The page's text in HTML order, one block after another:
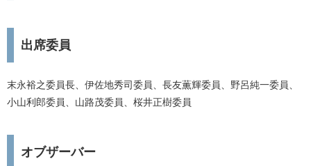
出席委員
末永裕之委員長、伊佐地秀司委員、長友薫輝委員、野呂純一委員、
小山利郎委員、山路茂委員、桜井正樹委員
オブザーバー